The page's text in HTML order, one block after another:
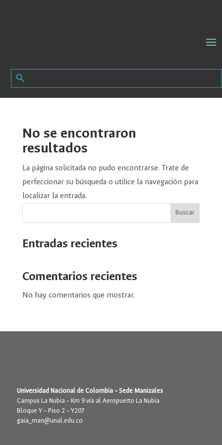
Search Button
No se encontraron
resultados
La página solicitada no pudo encontrarse. Trate de
perfeccionar su búsqueda o utilice la navegación para
localizar la entrada.
Buscar
Entradas recientes
Comentarios recientes
No hay comentarios que mostrar.
Universidad Nacional de Colombia – Sede Manizales
Campus La Nubia – Km 9 vía al Aeropuerto La Nubia
Bloque Y – Piso 2 – Y207
gaia_man@unal.edu.co